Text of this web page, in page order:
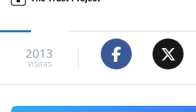
2013
visitas